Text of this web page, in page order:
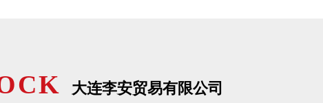
大连李安贸易有限公司